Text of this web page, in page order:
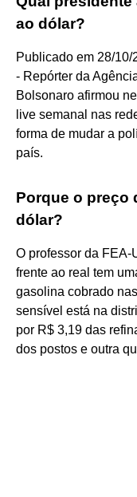
ao dólar?
Publicado em 28/
- Repórter da
Bolsonaro afirmou
live semanal nas
forma de mudar a
país.
Porque o preço
dólar?
O professor da
frente ao real tem
gasolina cobrado
sensível está na
por R$ 3,19 das
dos postos e outra